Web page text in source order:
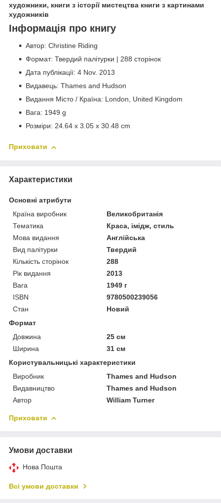
художники, книги з історії мистецтва книги з картинами
художників
Інформація про книгу
Автор: Christine Riding
Формат: Твердий палітурки | 288 сторінок
Дата публікації: 4 Nov. 2013
Видавець: Thames and Hudson
Видання Місто / Країна: London, United Kingdom
Вага: 1949 g
Розміри: 24.64 x 3.05 x 30.48 cm
Приховати
Характеристики
Основні атрибути
Країна виробник
Великобританія
Тематика
Краса, імідж, стиль
Мова видання
Англійська
Вид палітурки
Твердий
Кількість сторінок
288
Рік видання
2013
Вага
1949 г
ISBN
9780500239056
Стан
Новий
Формат
Довжина
25 см
Ширина
31 см
Користувальницькі характеристики
Виробник
Thames and Hudson
Видавництво
Thames and Hudson
Автор
William Turner
Приховати
Умови доставки
Нова Пошта
Всі умови доставки